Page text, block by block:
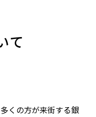
て
くの方が来街する銀